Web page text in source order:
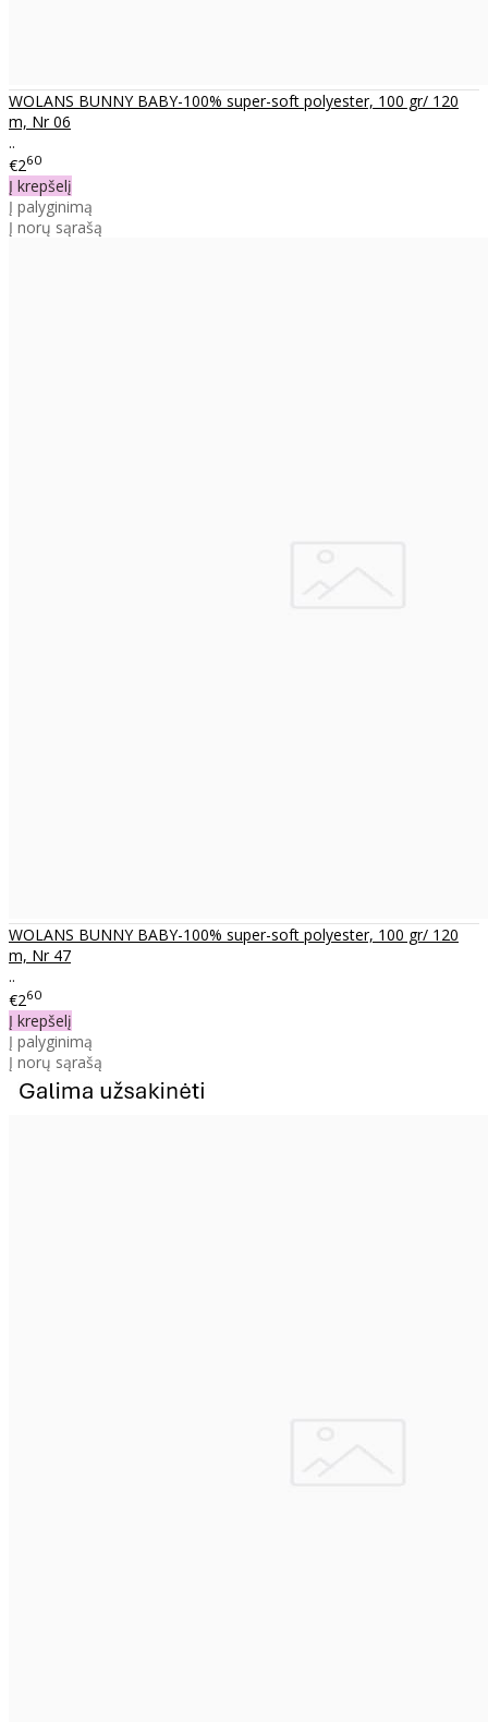
WOLANS BUNNY BABY-100% super-soft polyester, 100 gr/ 120
m, Nr 06
..
€260
Į krepšelį
Į palyginimą
Į norų sąrašą
WOLANS BUNNY BABY-100% super-soft polyester, 100 gr/ 120
m, Nr 47
..
€260
Į krepšelį
Į palyginimą
Į norų sąrašą